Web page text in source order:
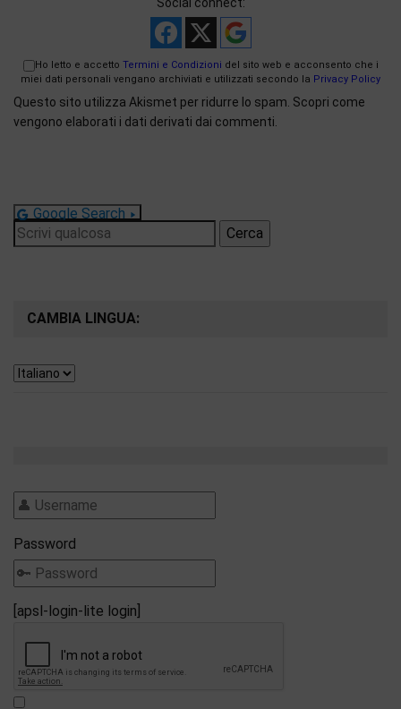
Social connect:
Ho letto e accetto Termini e Condizioni del sito web e acconsento che i
miei dati personali vengano archiviati e utilizzati secondo la Privacy Policy
Questo sito utilizza Akismet per ridurre lo spam. Scopri come
vengono elaborati i dati derivati dai commenti.
Google Search
Ricerca
per:
CAMBIA LINGUA:
Password
[apsl-login-lite login]